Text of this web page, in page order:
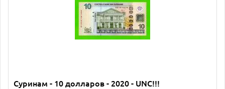
Суринам - 10 долларов - 2020 - UNC!!!